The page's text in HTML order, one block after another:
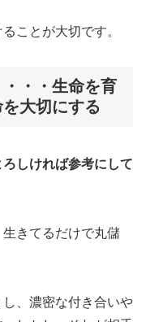
ことが大切です。
・・生命を育
大切にする
しければ参考にして
生きてるだけで丸儲
し、濃密な付き合いや